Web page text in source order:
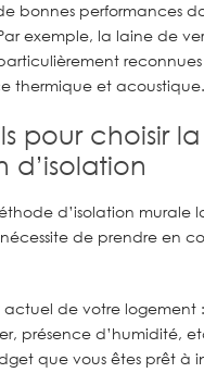
bonnes performances
exemple, la laine de
thermique et acoustique.
pour choisir
d’isolation
d’isolation murale
nécessite de prendre en
actuel de votre logement
présence d’humidité,
que vous êtes prêt à